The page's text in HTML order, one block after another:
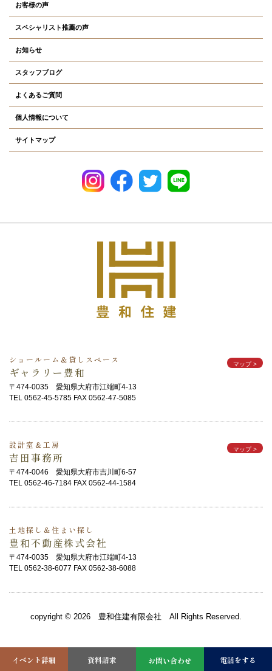
イベント詳細 資料請求 お問い合わせ 電話をする
お客様の声
スペシャリスト推薦の声
お知らせ
スタッフブログ
よくあるご質問
個人情報について
サイトマップ
ショールーム＆貸しスペース
ギャラリー豊和
〒474-0035 愛知県大府市江端町4-13
TEL 0562-45-5785 FAX 0562-47-5085
マップ >
設計室＆工房
吉田事務所
〒474-0046 愛知県大府市吉川町6-57
TEL 0562-46-7184 FAX 0562-44-1584
マップ >
土地探し＆住まい探し
豊和不動産株式会社
〒474-0035 愛知県大府市江端町4-13
TEL 0562-38-6077 FAX 0562-38-6088
copyright © 2026 豊和住建有限会社 All Rights Reserved.